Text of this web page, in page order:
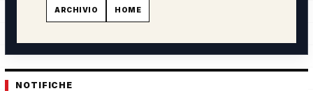
ARCHIVIO HOME
NOTIFICHE